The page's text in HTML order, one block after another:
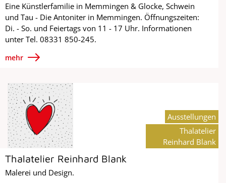
Eine Künstlerfamilie in Memmingen & Glocke, Schwein
und Tau - Die Antoniter in Memmingen. Öffnungszeiten:
Di. - So. und Feiertags von 11 - 17 Uhr. Informationen
unter Tel. 08331 850-245.
mehr
Thalatelier Reinhard Blank
Malerei und Design.
Ausstellungen
Thalatelier
Reinhard Blank